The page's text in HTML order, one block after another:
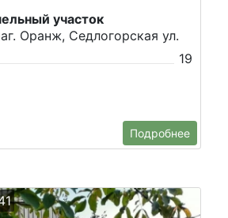
участок
Оранж, Седлогорская ул.
19
Подробнее